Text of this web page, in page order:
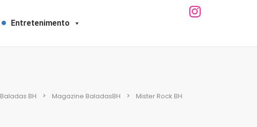
Entretenimento
Baladas BH Magazine BaladasBH Mister Rock BH